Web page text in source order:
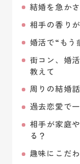
結婚を急か
相手の香り
婚活で“もう
街コン、婚
教えて
周りの結婚
過去恋愛で
相手が家庭
る？
趣味にこだ